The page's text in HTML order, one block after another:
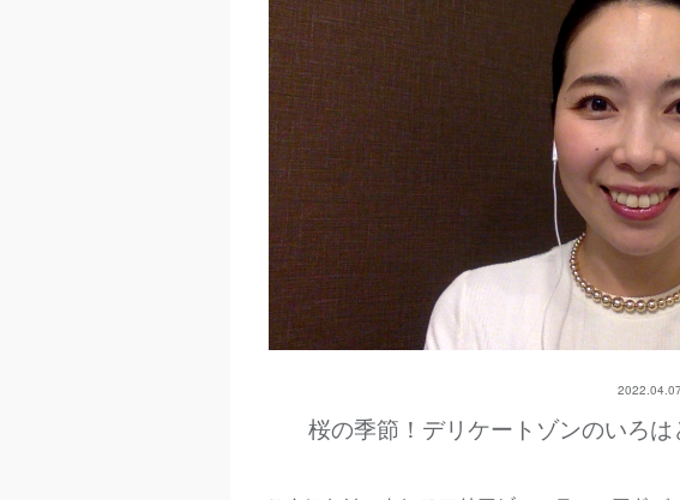
桜の季節！デリケートゾンのいろ